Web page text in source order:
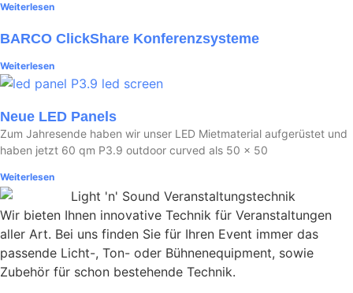
Weiterlesen
BARCO ClickShare Konferenzsysteme
Weiterlesen
Neue LED Panels
Zum Jahresende haben wir unser LED Mietmaterial aufgerüstet und
haben jetzt 60 qm P3.9 outdoor curved als 50 x 50
Weiterlesen
Wir bieten Ihnen innovative Technik für Veranstaltungen
aller Art. Bei uns finden Sie für Ihren Event immer das
passende Licht-, Ton- oder Bühnenequipment, sowie
Zubehör für schon bestehende Technik.